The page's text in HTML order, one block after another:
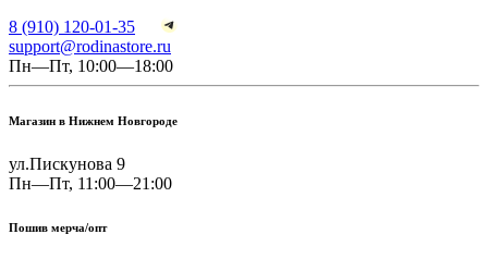
8 (910) 120-01-35
support@rodinastore.ru
Пн—Пт, 10:00—18:00
Магазин в Нижнем Новгороде
ул.Пискунова 9
Пн—Пт, 11:00—21:00
Пошив мерча/опт